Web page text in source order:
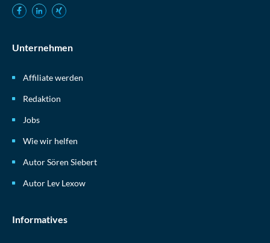
Unternehmen
Affiliate werden
Redaktion
Jobs
Wie wir helfen
Autor Sören Siebert
Autor Lev Lexow
Informatives